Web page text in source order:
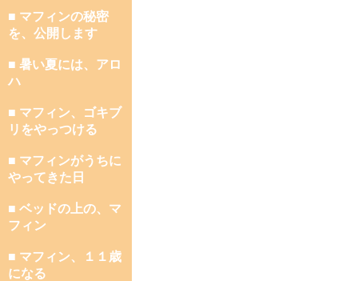
■ マフィンの秘密
を、公開します
■ 暑い夏には、アロ
ハ
■ マフィン、ゴキブ
リをやっつける
■ マフィンがうちに
やってきた日
■ ベッドの上の、マ
フィン
■ マフィン、１１歳
になる